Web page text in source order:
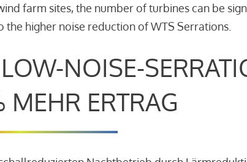
farm sites, the number of turbines can be
the higher noise reduction of WTS Serrations.
NOISE-
MEHR ERTRAG